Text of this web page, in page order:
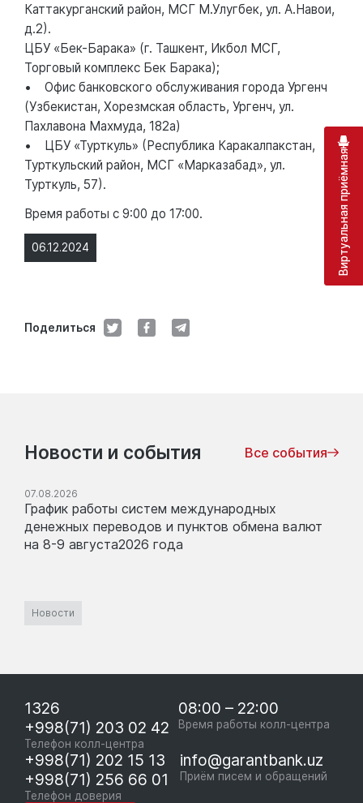
06.12.2024
Поделиться
Каттакурганский район, МСГ М.Улугбек, ул. А.Навои,
д.2).
ЦБУ «Бек-Барака» (г. Ташкент, Икбол МСГ,
Торговый комплекс Бек Барака);
• Офис банковского обслуживания города Ургенч
(Узбекистан, Хорезмская область, Ургенч, ул.
Пахлавона Махмуда, 182а)
• ЦБУ «Турткуль» (Республика Каракалпакстан,
Турткульский район, МСГ «Марказабад», ул.
Турткуль, 57).
Время работы с 9:00 до 17:00.
Новости и события Все события
07.08.2026
График работы систем международных
денежных переводов и пунктов обмена валют
на 8-9 августа2026 года
Новости
1326
+998(71) 203 02 42
Телефон колл-центра
08:00 – 22:00
Время работы колл-центра
+998(71) 202 15 13
+998(71) 256 66 01
Телефон доверия
info@garantbank.uz
Приём писем и обращений
Виртуальная приёмная